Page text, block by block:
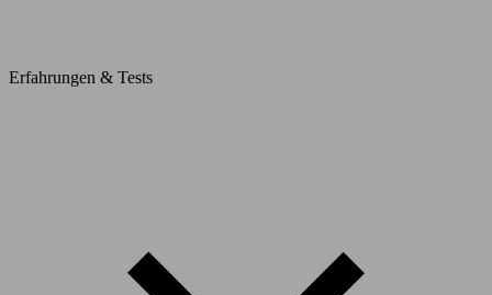
Erfahrungen & Tests